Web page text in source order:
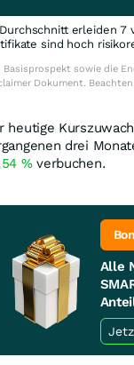
erleiden 7
sind hoch
Basisprospekt sowie die
Dokument.
heutige
drei
%verbuchen.
Alle